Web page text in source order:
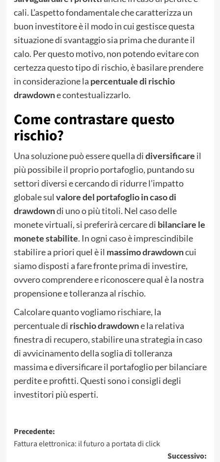
cali. L’aspetto fondamentale che caratterizza un
buon investitore è il modo in cui gestisce questa
situazione di svantaggio sia prima che durante il
calo. Per questo motivo, non potendo evitare con
certezza questo tipo di rischio, è basilare prendere
in considerazione la percentuale di rischio
drawdowne contestualizzarlo.
Come contrastare questo
rischio?
Una soluzione può essere quella didiversificare il
più possibile il proprio portafoglio, puntando su
settori diversi e cercando di ridurre l’impatto
globale sul valore del portafoglio in caso di
drawdowndi uno o più titoli. Nel caso delle
monete virtuali, si preferirà cercare di bilanciare le
monete stabilite. In ogni caso è imprescindibile
stabilire a priori quel è il massimo drawdowncui
siamo disposti a fare fronte prima di investire,
ovvero comprendere e riconoscere qual è la nostra
propensione e tolleranza al rischio.
Calcolare quanto vogliamo rischiare, la
percentuale di rischio drawdowne la relativa
finestra di recupero, stabilire una strategia in caso
di avvicinamento della soglia di tolleranza
massima e diversificare il portafoglio per bilanciare
perdite e profitti. Questi sono i consigli degli
investitori più esperti.
Navigazione
articolo
Precedente:
Fattura elettronica: il futuro a portata di click
Successivo: